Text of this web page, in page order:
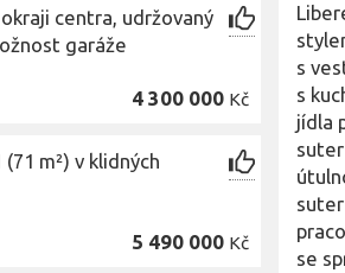
okraji centra, udržovaný
garáže
4 300 000 Kč
m²) v klidných
5 490 000 Kč
s
s
jídla
se